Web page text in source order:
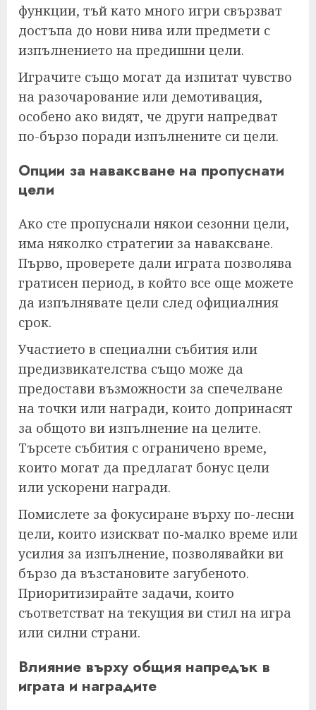
функции, тъй като много игри свързват
достъпа до нови нива или предмети с
изпълнението на предишни цели.
Играчите също могат да изпитат чувство
на разочарование или демотивация,
особено ако видят, че други напредват
по-бързо поради изпълнените си цели.
Опции за наваксване на пропуснати
цели
Ако сте пропуснали някои сезонни цели,
има няколко стратегии за наваксване.
Първо, проверете дали играта позволява
гратисен период, в който все още можете
да изпълнявате цели след официалния
срок.
Участието в специални събития или
предизвикателства също може да
предостави възможности за спечелване
на точки или награди, които допринасят
за общото ви изпълнение на целите.
Търсете събития с ограничено време,
които могат да предлагат бонус цели
или ускорени награди.
Помислете за фокусиране върху по-лесни
цели, които изискват по-малко време или
усилия за изпълнение, позволявайки ви
бързо да възстановите загубеното.
Приоритизирайте задачи, които
съответстват на текущия ви стил на игра
или силни страни.
Влияние върху общия напредък в
играта и наградите